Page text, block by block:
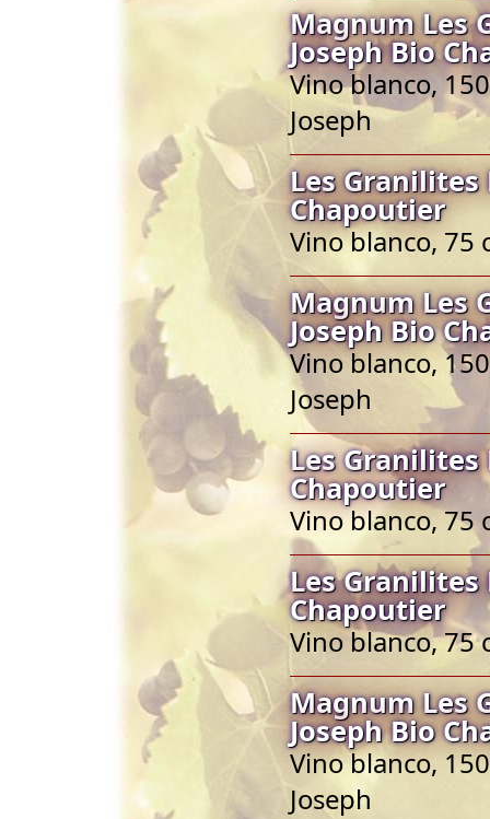
Magnum Les
Joseph Bio
Vino blanco,
Joseph
Les Granilites
Chapoutier
Vino blanco, 75
Magnum Les
Joseph Bio
Vino blanco,
Joseph
Les Granilites
Chapoutier
Vino blanco, 75
Les Granilites
Chapoutier
Vino blanco, 75
Magnum Les
Joseph Bio
Vino blanco,
Joseph